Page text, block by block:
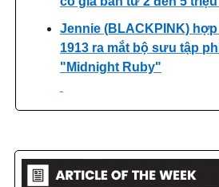
Jennie (BLACKPINK)
1913 ra mắt bộ sưu tập
"Midnight Ruby"